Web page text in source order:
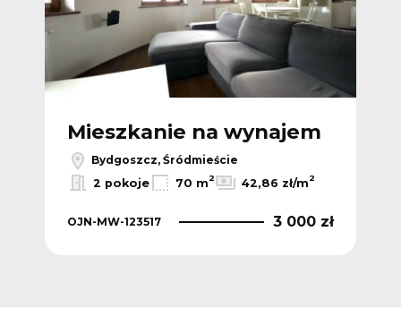
Mieszkanie na wynajem
Bydgoszcz, Śródmieście
2 pokoje
70 m2 42,86 zł/m2
OJN-MW-123517 3 000 zł